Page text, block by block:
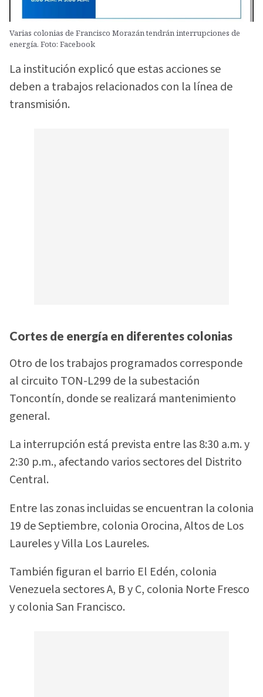
Varias colonias de Francisco Morazán tendrán interrupciones de
energía. Foto: Facebook
La institución explicó que estas acciones se
deben a trabajos relacionados con la línea de
transmisión.
Cortes de energía en diferentes colonias
Otro de los trabajos programados corresponde
al circuito TON-L299 de la subestación
Toncontín, donde se realizará mantenimiento
general.
La interrupción está prevista entre las 8:30 a.m. y
2:30 p.m., afectando varios sectores del Distrito
Central.
Entre las zonas incluidas se encuentran la colonia
19 de Septiembre, colonia Orocina, Altos de Los
Laureles y Villa Los Laureles.
También figuran el barrio El Edén, colonia
Venezuela sectores A, B y C, colonia Norte Fresco
y colonia San Francisco.